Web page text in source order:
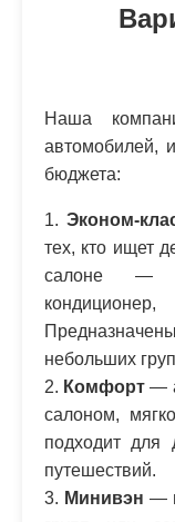
Наша
автомобилей,
бюджета:
1.Эконом-
тех, кто ищет
салоне —
небольших
2. Комфорт —
салоном,
подходит для
путешествий.
3. Минивэн —